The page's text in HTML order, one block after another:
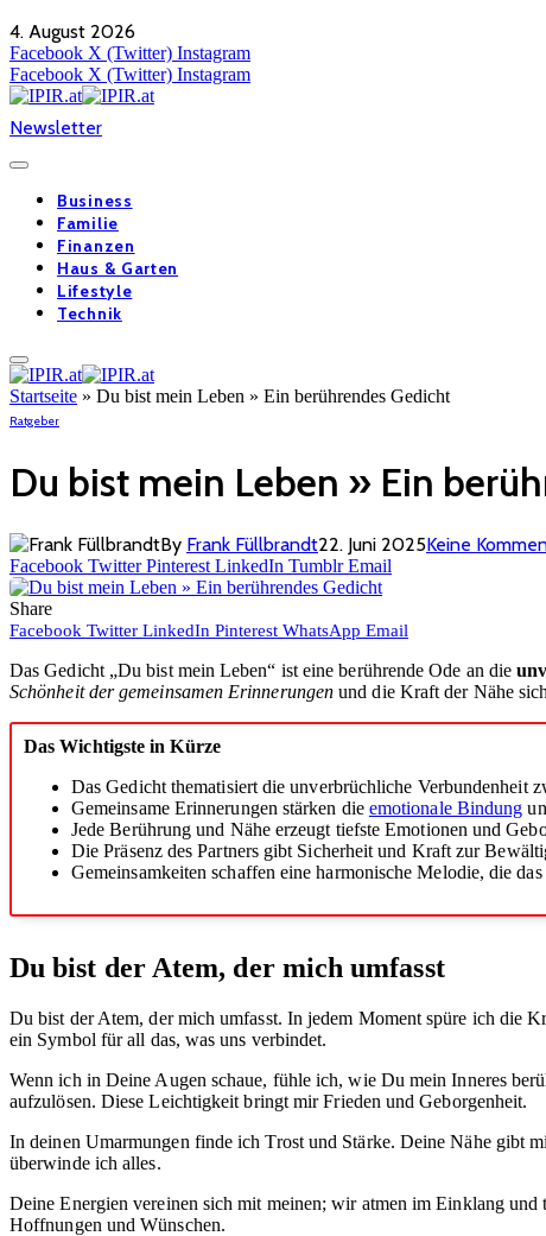
4. August 2026
Facebook X (Twitter) Instagram
Facebook X (Twitter) Instagram
Newsletter
Business
Familie
Finanzen
Haus & Garten
Lifestyle
Technik
Startseite » Du bist mein Leben » Ein berührendes Gedicht
Ratgeber
Du bist mein Leben » Ein
By Frank Füllbrandt22. Juni 2025Keine
Facebook Twitter Pinterest LinkedIn Tumblr Email
Share
Facebook Twitter LinkedIn Pinterest WhatsApp Email
Das Gedicht „Du bist mein Leben“ ist eine berührende Ode an die
Schönheit der gemeinsamen Erinnerungen und die Kraft der Nähe
Das Wichtigste in Kürze
Das Gedicht thematisiert die unverbrüchliche Verbundenheit
Gemeinsame Erinnerungen stärken die emotionale Bindung
Jede Berührung und Nähe erzeugt tiefste Emotionen und
Die Präsenz des Partners gibt Sicherheit und Kraft zur
Gemeinsamkeiten schaffen eine harmonische Melodie, die
Du bist der Atem, der mich umfasst
Du bist der Atem, der mich umfasst. In jedem Moment spüre ich die
ein Symbol für all das, was uns verbindet.
Wenn ich in Deine Augen schaue, fühle ich, wie Du mein Inneres
aufzulösen. Diese Leichtigkeit bringt mir Frieden und Geborgenheit.
In deinen Umarmungen finde ich Trost und Stärke. Deine Nähe gibt
überwinde ich alles.
Deine Energien vereinen sich mit meinen; wir atmen im Einklang und
Hoffnungen und Wünschen.